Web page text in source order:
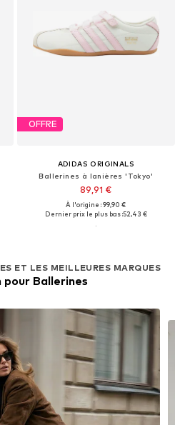
OFFRE
ADIDAS ORIGINALS
Ballerines à lanières 'Tokyo'
89,91 €
À l'origine : 99,90 €
Dernier prix le plus bas :52,43 €
ET LES MEILLEURES MARQUES
pour Ballerines